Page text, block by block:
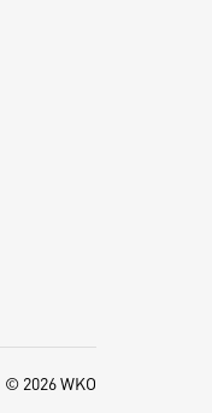
© 2026 WKO